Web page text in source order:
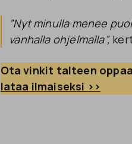
”Nyt minulla menee
vanhalla ohjelmalla”,
Ota vinkit talteen
lataa ilmaiseksi >>